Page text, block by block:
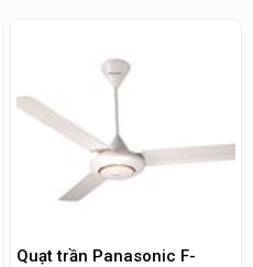
Quạt trần Panasonic F-